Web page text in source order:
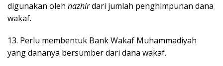
digunakan oleh nazhirdari jumlah penghimpunan dana
wakaf.
13. Perlu membentuk Bank Wakaf Muhammadiyah
yang dananya bersumber dari dana wakaf.